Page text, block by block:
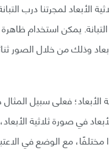
الأبعاد لمجرتنا درب
نسبة 1% من مجرة درب التبانة. يمكن
وذلك من خلال الصور
في صورة ثلاثية
مع الوضع في